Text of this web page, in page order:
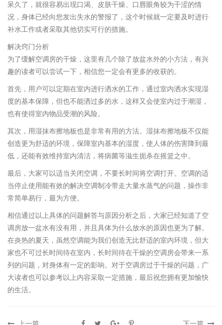
呆久了，就很容易出现口渴、皮肤干燥、口唇眼角较为干涩的情
况，身体已经向您发出失水的警报了，这个时候就一定要及时进行
补水工作或者采取其他切实可行的措施。
解决窍门分析
为了缓解空调房的干燥，这里有几个除了放盆水外的小方法，有兴
趣的读者可以尝试一下，相信您一定会有更多的收获的。
首先，用户可以定期在室内进行洒水的工作，通过室内洒水实现湿
度的基本保障，但也不能洒过多的水，这样又会使室内过于潮湿，
也有使得室内物品受潮的风险。
其次，用湿抹布擦地板也是非常有用的方法。湿抹布擦地板不仅能
创造更为舒适的环境，保障室内基本的湿度，使人体的伤害降到最
低，还能有效维持室内清洁，将病菌等滋生扼杀在摇篮之中。
最后，大家可以适当关闭空调，不要长时间将空调打开。空调的适
当停止使用能有效的解决空调制冷带走大量水蒸气的问题，操作非
常简单易行，最为方便。
相信通过以上具体的问题解答与原因分析之后，大家已经知道了空
调房放一盆水有没有用，并且具体为什么放水的原因也更为了解。
在炎热的夏天，虽然空调能为我们创造无比舒适的室内环境，但大
家也不可过长时间待在室内，长时间待在干燥的空调房会带来一系
列的问题，对身体有一定的影响。对于空调房过于干燥的问题，广
大读者也可以参考以上内容采取一定措施，最后祝您拥有更加愉快
的生活。